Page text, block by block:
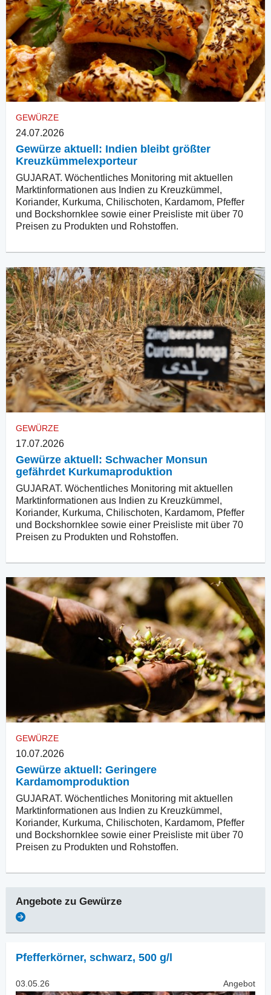
GEWÜRZE
24.07.2026
Gewürze aktuell: Indien bleibt größter
Kreuzkümmelexporteur
GUJARAT. Wöchentliches Monitoring mit aktuellen
Marktinformationen aus Indien zu Kreuzkümmel,
Koriander, Kurkuma, Chilischoten, Kardamom, Pfeffer
und Bockshornklee sowie einer Preisliste mit über 70
Preisen zu Produkten und Rohstoffen.
GEWÜRZE
17.07.2026
Gewürze aktuell: Schwacher Monsun
gefährdet Kurkumaproduktion
GUJARAT. Wöchentliches Monitoring mit aktuellen
Marktinformationen aus Indien zu Kreuzkümmel,
Koriander, Kurkuma, Chilischoten, Kardamom, Pfeffer
und Bockshornklee sowie einer Preisliste mit über 70
Preisen zu Produkten und Rohstoffen.
GEWÜRZE
10.07.2026
Gewürze aktuell: Geringere
Kardamomproduktion
GUJARAT. Wöchentliches Monitoring mit aktuellen
Marktinformationen aus Indien zu Kreuzkümmel,
Koriander, Kurkuma, Chilischoten, Kardamom, Pfeffer
und Bockshornklee sowie einer Preisliste mit über 70
Preisen zu Produkten und Rohstoffen.
Angebote zu Gewürze
Pfefferkörner, schwarz, 500 g/l
03.05.26 Angebot